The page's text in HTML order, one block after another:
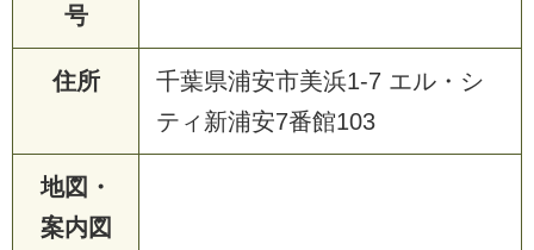
号
住所
千葉県浦安市美浜1-7 エル・シ
ティ新浦安7番館103
地図・
案内図